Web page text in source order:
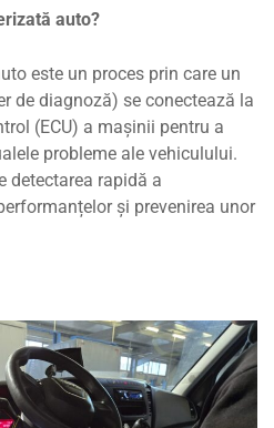
auto?
este un proces prin care un
de diagnoză) se conectează la
(ECU) a mașinii pentru a
probleme ale vehiculului.
detectarea rapidă a
și prevenirea unor